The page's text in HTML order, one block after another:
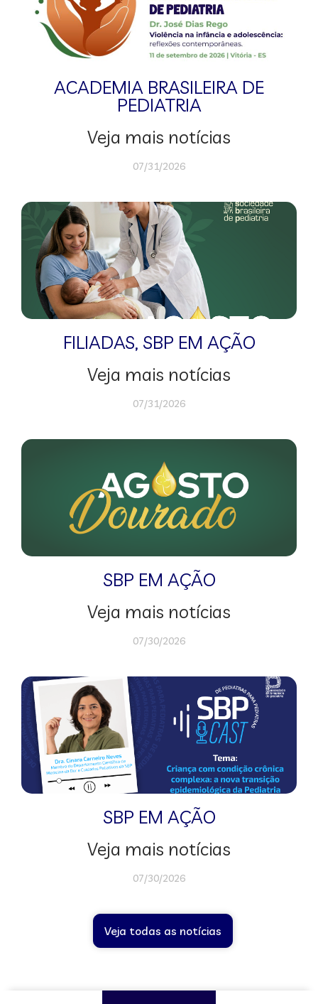
ACADEMIA BRASILEIRA DE
PEDIATRIA
Veja mais notícias
07/31/2026
FILIADAS, SBP EM AÇÃO
Veja mais notícias
07/31/2026
SBP EM AÇÃO
Veja mais notícias
07/30/2026
SBP EM AÇÃO
Veja mais notícias
07/30/2026
Veja todas as notícias